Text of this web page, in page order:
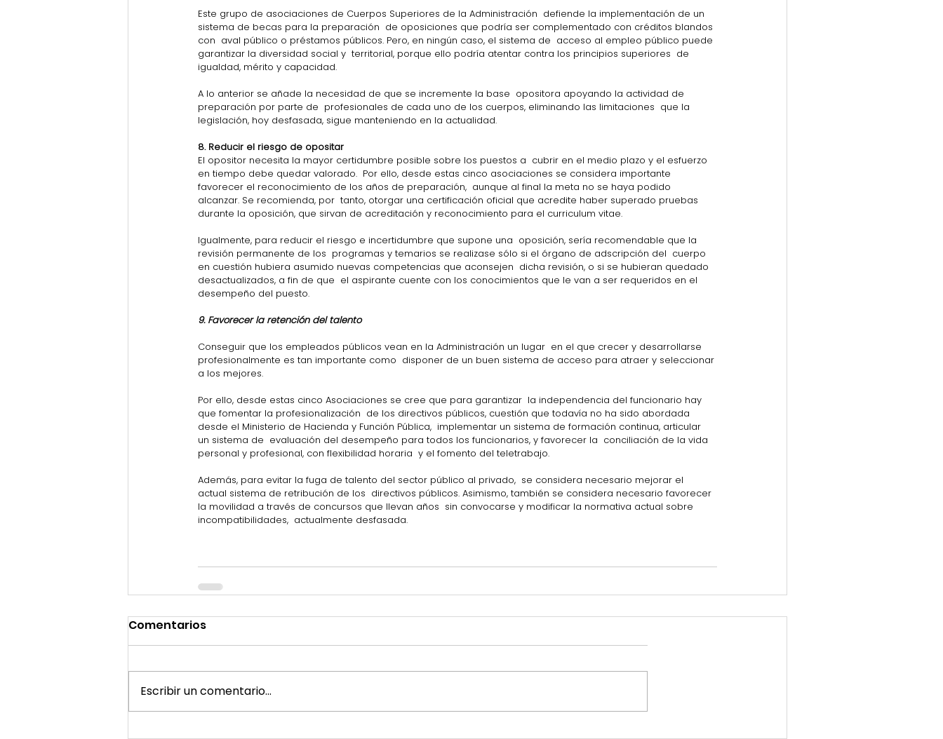
Este grupo de asociaciones de Cuerpos Superiores de la Administración  defiende la implementación de un
sistema de becas para la preparación  de oposiciones que podría ser complementado con créditos blandos
con  aval público o préstamos públicos. Pero, en ningún caso, el sistema de  acceso al empleo público puede
garantizar la diversidad social y  territorial, porque ello podría atentar contra los principios superiores  de
igualdad, mérito y capacidad.
A lo anterior se añade la necesidad de que se incremente la base  opositora apoyando la actividad de
preparación por parte de  profesionales de cada uno de los cuerpos, eliminando las limitaciones  que la
legislación, hoy desfasada, sigue manteniendo en la actualidad.
8. Reducir el riesgo de opositar
El opositor necesita la mayor certidumbre posible sobre los puestos a  cubrir en el medio plazo y el esfuerzo
en tiempo debe quedar valorado.  Por ello, desde estas cinco asociaciones se considera importante
favorecer el reconocimiento de los años de preparación,  aunque al final la meta no se haya podido
alcanzar. Se recomienda, por  tanto, otorgar una certificación oficial que acredite haber superado pruebas
durante la oposición, que sirvan de acreditación y reconocimiento para el curriculum vitae.
Igualmente, para reducir el riesgo e incertidumbre que supone una  oposición, sería recomendable que la
revisión permanente de los  programas y temarios se realizase sólo si el órgano de adscripción del  cuerpo
en cuestión hubiera asumido nuevas competencias que aconsejen  dicha revisión, o si se hubieran quedado
desactualizados, a fin de que  el aspirante cuente con los conocimientos que le van a ser requeridos en el
desempeño del puesto.
9. Favorecer la retención del talento
Conseguir que los empleados públicos vean en la Administración un lugar  en el que crecer y desarrollarse
profesionalmente es tan importante como  disponer de un buen sistema de acceso para atraer y seleccionar
a los mejores.
Por ello, desde estas cinco Asociaciones se cree que para garantizar  la independencia del funcionario hay
que fomentar la profesionalización  de los directivos públicos, cuestión que todavía no ha sido abordada
desde el Ministerio de Hacienda y Función Pública,  implementar un sistema de formación continua, articular
un sistema de  evaluación del desempeño para todos los funcionarios, y favorecer la  conciliación de la vida
personal y profesional, con flexibilidad horaria  y el fomento del teletrabajo.
Además, para evitar la fuga de talento del sector público al privado,  se considera necesario mejorar el
actual sistema de retribución de los  directivos públicos. Asimismo, también se considera necesario favorecer
la movilidad a través de concursos que llevan años  sin convocarse y modificar la normativa actual sobre
incompatibilidades,  actualmente desfasada.
Comentarios
Escribir un comentario...